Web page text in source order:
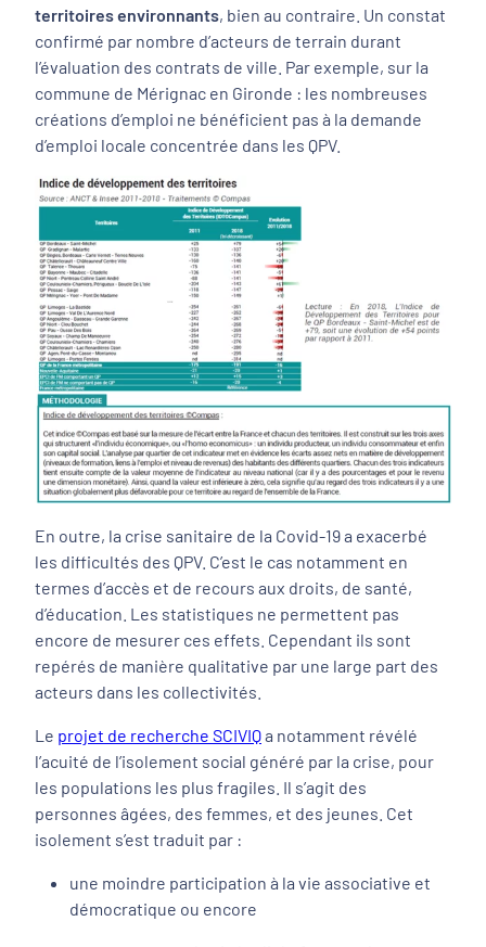
territoires environnants, bien au contraire. Un constat
confirmé par nombre d’acteurs de terrain durant
l’évaluation des contrats de ville. Par exemple, sur la
commune de Mérignac en Gironde : les nombreuses
créations d’emploi ne bénéficient pas à la demande
d’emploi locale concentrée dans les QPV.
En outre, la crise sanitaire de la Covid-19 a exacerbé
les difficultés des QPV. C’est le cas notamment en
termes d’accès et de recours aux droits, de santé,
d’éducation. Les statistiques ne permettent pas
encore de mesurer ces effets. Cependant ils sont
repérés de manière qualitative par une large part des
acteurs dans les collectivités.
Le projet de recherche SCIVIQa notamment révélé
l’acuité de l’isolement social généré par la crise, pour
les populations les plus fragiles. Il s’agit des
personnes âgées, des femmes, et des jeunes. Cet
isolement s’est traduit par :
une moindre participation à la vie associative et
démocratique ou encore